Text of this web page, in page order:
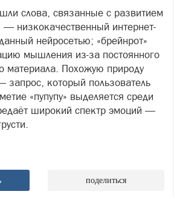
слова, связанные с развитием
— низкокачественный интернет-
нейросетью; «брейнрот»
мышления из-за постоянного
материала. Похожую природу
запрос, который пользователь
«пупупу» выделяется среди
широкий спектр эмоций —
поделиться